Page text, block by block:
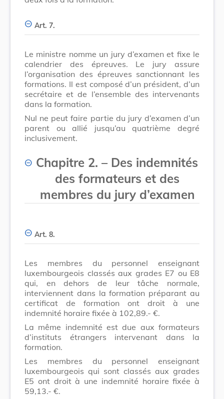
Art. 7.
Le ministre nomme un jury d’examen et fixe le
calendrier des épreuves. Le jury assure
l’organisation des épreuves sanctionnant les
formations. Il est composé d’un président, d’un
secrétaire et de l’ensemble des intervenants
dans la formation.
Nul ne peut faire partie du jury d’examen d’un
parent ou allié jusqu’au quatrième degré
inclusivement.
Chapitre 2. – Des indemnités
des formateurs et des
membres du jury d’examen
Art. 8.
Les membres du personnel enseignant
luxembourgeois classés aux grades E7 ou E8
qui, en dehors de leur tâche normale,
interviennent dans la formation préparant au
certificat de formation ont droit à une
indemnité horaire fixée à 102,89.- €.
La même indemnité est due aux formateurs
d’instituts étrangers intervenant dans la
formation.
Les membres du personnel enseignant
luxembourgeois qui sont classés aux grades
E5 ont droit à une indemnité horaire fixée à
59,13.- €.